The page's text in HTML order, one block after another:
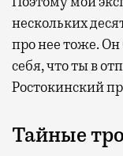
нескольких
про нее тоже.
себя, что ты в
Ростокинский
Тайные